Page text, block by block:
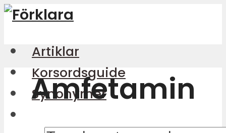
Artiklar
Korsordsguide
Synonymer
Amfetamin